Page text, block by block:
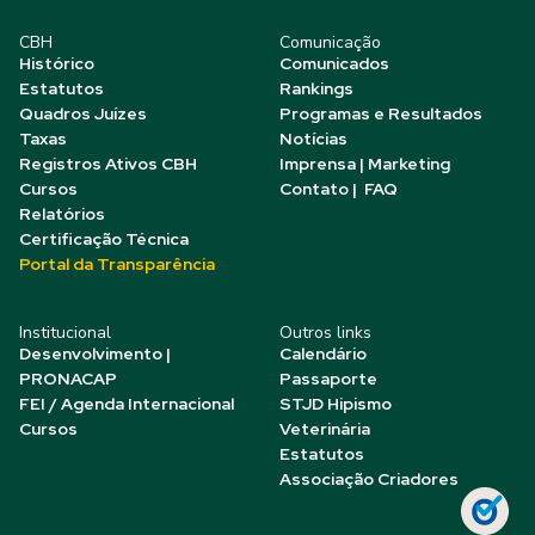
CBH
Histórico
Estatutos
Quadros Juízes
Taxas
Registros Ativos CBH
Cursos
Relatórios
Certificação Técnica
Portal da Transparência
Comunicação
Comunicados
Rankings
Programas e Resultados
Notícias
Imprensa | Marketing
Contato | FAQ
Institucional
Desenvolvimento |
PRONACAP
FEI / Agenda Internacional
Cursos
Outros links
Calendário
Passaporte
STJD Hipismo
Veterinária
Estatutos
Associação Criadores